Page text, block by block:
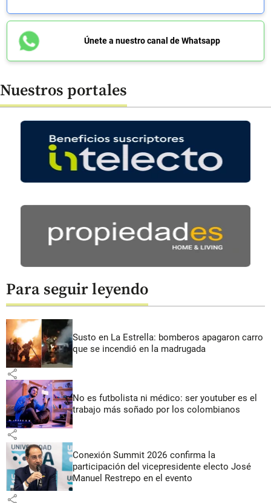
Únete a nuestro canal de Whatsapp
Nuestros portales
Para seguir leyendo
Susto en La Estrella: bomberos apagaron carro
que se incendió en la madrugada
share
No es futbolista ni médico: ser youtuber es el
trabajo más soñado por los colombianos
share
Conexión Summit 2026 confirma la
participación del vicepresidente electo José
Manuel Restrepo en el evento
share